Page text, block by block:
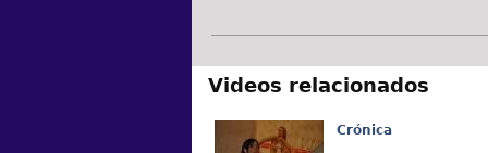
Videos relacionados
Crónica